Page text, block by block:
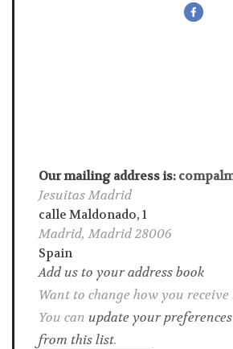
Our mailing address is:
Jesuitas Madrid
calle Maldonado, 1
Madrid,Madrid28006
Spain
Add us to your address book
Want to change how you receive
You can update your preferences
from this list.